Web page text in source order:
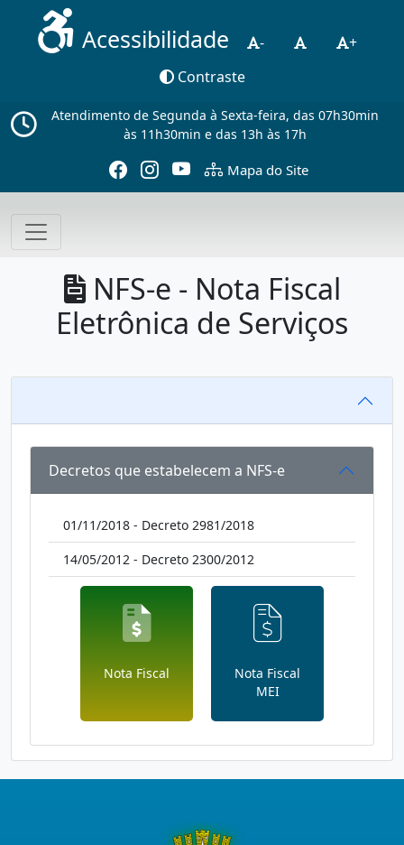
Acessibilidade -
+
Contraste
Atendimento de Segunda à Sexta-feira, das 07h30min
às 11h30min e das 13h às 17h
Mapa do Site
NFS-e - Nota Fiscal
Eletrônica de Serviços
Decretos que estabelecem a NFS-e
01/11/2018 - Decreto 2981/2018
14/05/2012 - Decreto 2300/2012
Nota Fiscal
Nota Fiscal
MEI